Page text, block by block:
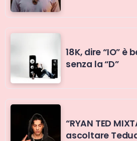
18K, dire “IO”
senza la “D”
“RYAN TED
ascoltare